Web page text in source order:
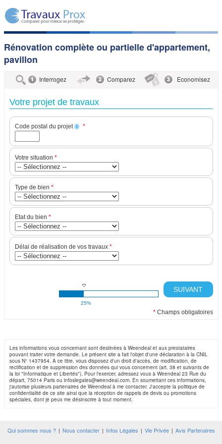
Rénovation complète ou partielle d'appartement,
pavillon
Interrogez Comparez Economisez
Votre projet de travaux
Code postal du projet i *
Votre situation *
Type de bien *
Etat du bien *
Délai de réalisation de vos travaux*
25%
SUIVANT
* Champs obligatoires
Les informations vous concernant sont destinées à Weendeal et aux prestataires
pouvant traiter votre demande. Le présent site a fait l'objet d'une déclaration à la CNIL
sous N° 1437954. A ce titre, vous disposez d'un droit d'accès, de modification, de
rectification et de suppression des données qui vous concernent (art. 38 et suivants de
la loi "Informatique et Libertés"). Pour l'exercer, adressez vous à Weendeal 23 Rue du
départ, 75014 Paris ou infoslegales@weendeal.com. En soumettant ces informations,
j'autorise plusieurs partenaires de Weendeal à me contacter. J'accepte la politique de
confidentialité de ce site ainsi que la réception de rappels de devis ou promotions
spéciales, dont je peux me désinscrire à tout moment.
Qui sommes nous ? | Nous contacter | Infos Légales | Vie Privée | Avis Partenaires